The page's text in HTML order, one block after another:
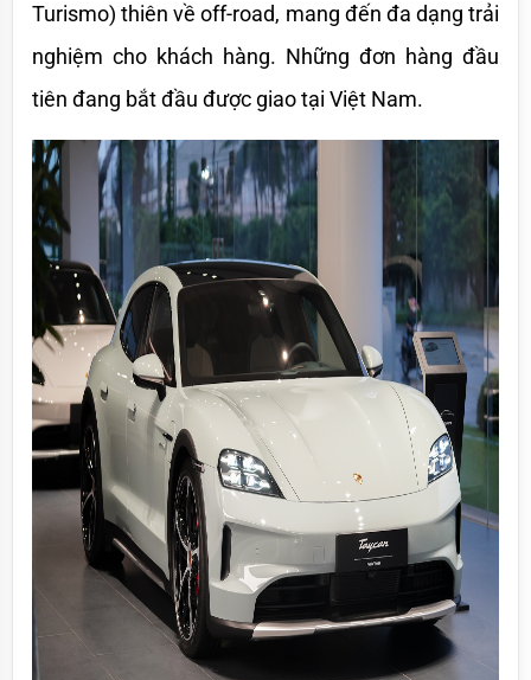
Turismo) thiên về off-road, mang đến đa dạng trải
nghiệm cho khách hàng. Những đơn hàng đầu
tiên đang bắt đầu được giao tại Việt Nam.